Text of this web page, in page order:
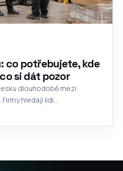
co potřebujete, kde
si dát pozor
dlouhodobě mezi
hledají lidi...